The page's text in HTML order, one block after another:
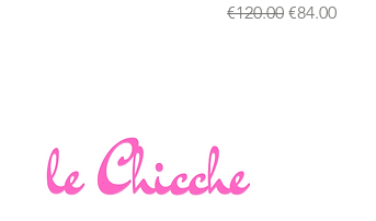
Regular Price
€120.00 Sale Price
€84.00